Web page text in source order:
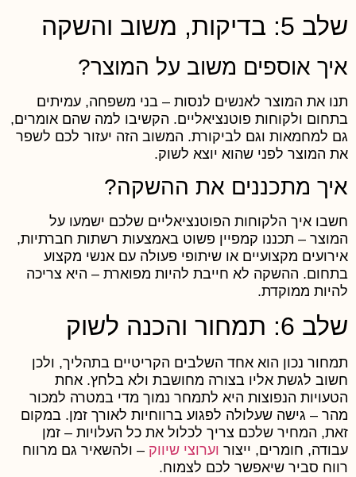
בדיקות, משוב והשקה
אוספים משוב על המוצר?
את המוצר לאנשים לנסות – בני משפחה, עמיתים
ולקוחות פוטנציאליים. הקשיבו למה שהם אומרים,
למחמאות וגם לביקורת. המשוב הזה יעזור לכם לשפר
המוצר לפני שהוא יוצא לשוק.
מתכננים את ההשקה?
איך הלקוחות הפוטנציאליים שלכם ישמעו על
– תכננו קמפיין פשוט באמצעות רשתות חברתיות,
מקצועיים או שיתופי פעולה עם אנשי מקצוע
ההשקה לא חייבת להיות מפוארת – היא צריכה
ממוקדת.
תמחור והכנה לשוק
נכון הוא אחד השלבים הקריטיים בתהליך, ולכן
לגשת אליו בצורה מחושבת ולא בלחץ. אחת
הנפוצות היא לתמחר נמוך מדי במטרה למכור
– גישה שעלולה לפגוע ברווחיות לאורך זמן. במקום
המחיר שלכם צריך לכלול את כל העלויות – זמן
חומרים, ייצורוערוצי שיווק– ולהשאיר גם מרווח
סביר שיאפשר לכם לצמוח.